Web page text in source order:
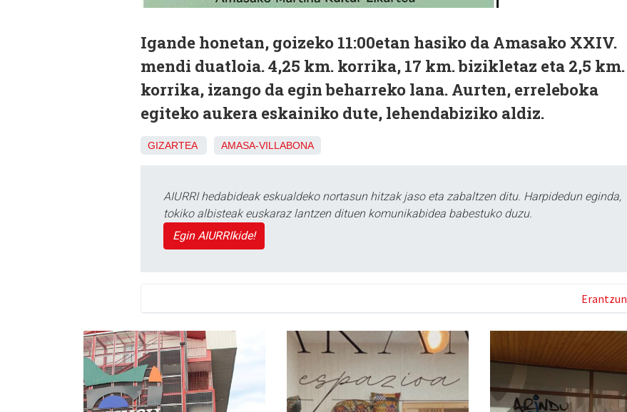
Igande honetan, goizeko 11:00etan hasiko da Amasako XXIV.
mendi duatloia. 4,25 km. korrika, 17 km. bizikletaz eta 2,5 km.
korrika, izango da egin beharreko lana. Aurten, erreleboka
egiteko aukera eskainiko dute, lehendabiziko aldiz.
GIZARTEA AMASA-VILLABONA
AIURRI hedabideak eskualdeko nortasun hitzak jaso eta zabaltzen ditu. Harpidedun eginda,
tokiko albisteak euskaraz lantzen dituen komunikabidea babestuko duzu.
Egin AIURRIkide!
Erantzun